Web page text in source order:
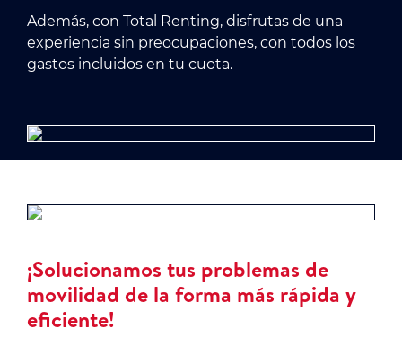
Además, con Total Renting, disfrutas de una
experiencia sin preocupaciones, con todos los
gastos incluidos en tu cuota.
¡Solucionamos tus problemas de
movilidad de la forma más rápida y
eficiente!